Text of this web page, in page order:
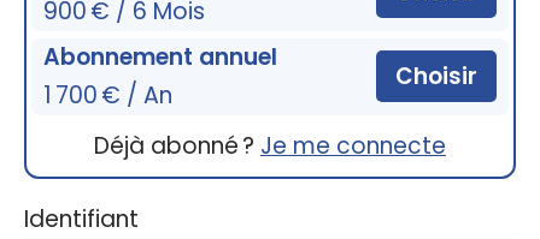
900 € / 6 Mois
Abonnement annuel
1 700 € / An
Choisir
Déjà abonné ? Je me connecte
Identifiant